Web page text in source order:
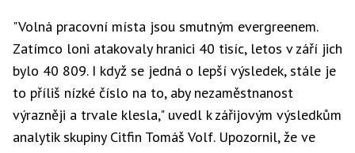
"Volná pracovní místa jsou smutným evergreenem.
Zatímco loni atakovaly hranici 40 tisíc, letos v září jich
bylo 40 809. I když se jedná o lepší výsledek, stále je
to příliš nízké číslo na to, aby nezaměstnanost
výrazněji a trvale klesla," uvedl k zářijovým výsledkům
analytik skupiny Citfin Tomáš Volf. Upozornil, že ve